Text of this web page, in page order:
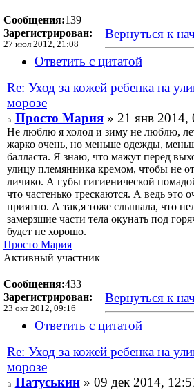
Сообщения:139
Зарегистрирован:
27 июл 2012, 21:08
Вернуться к
Ответить с цитатой
Re: Уход за кожей ребенка на
морозе
Просто Мария» 21 янв 2014,
Не люблю я холод и зиму не люблю,
жарко очень, но меньше одежды,
балласта. Я знаю, что мажут перед
улицу племянника кремом, чтобы не
личико. А губы гигиенической
что частенько трескаются. А ведь это
приятно. А так,я тоже слышала, что
замерзшие части тела окунать под
будет не хорошо.
Просто Мария
Активный участник
Сообщения:433
Зарегистрирован:
23 окт 2012, 09:16
Вернуться к
Ответить с цитатой
Re: Уход за кожей ребенка на
морозе
Натуськин» 09 дек 2014,